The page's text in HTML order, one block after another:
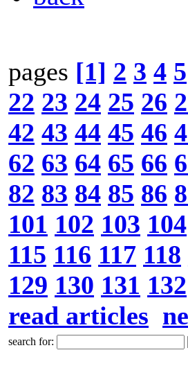
pages [1] 2 3 4 5
22 23 24 25 26
42 43 44 45 46
62 63 64 65 66
82 83 84 85 86
101 102 103 104
115 116 117 118
129 130 131 132
read articles
search for: